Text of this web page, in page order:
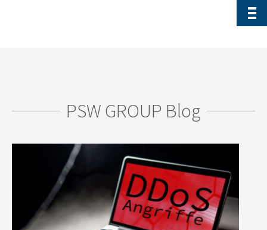
PSW GROUP Blog